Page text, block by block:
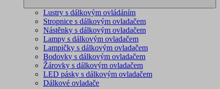
Lustry s dálkovým ovládáním
Stropnice s dálkovým ovladačem
Nástěnky s dálkovým ovladačem
Lampy s dálkovým ovladačem
Lampičky s dálkovým ovladačem
Bodovky s dálkovým ovladačem
Žárovky s dálkovým ovladačem
LED pásky s dálkovým ovladačem
Dálkové ovladače